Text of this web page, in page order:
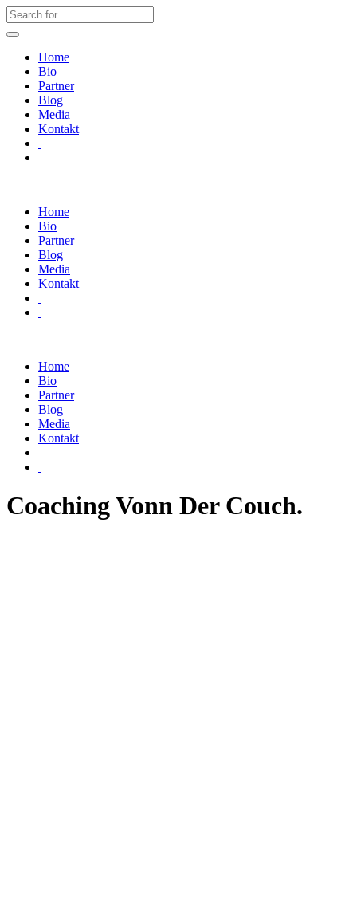
Home
Bio
Partner
Blog
Media
Kontakt
Home
Bio
Partner
Blog
Media
Kontakt
Home
Bio
Partner
Blog
Media
Kontakt
Coaching Vonn Der Couch.